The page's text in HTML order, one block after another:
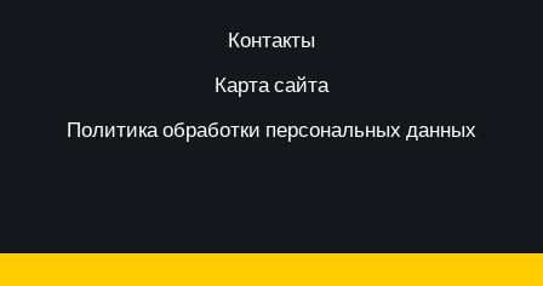
Контакты
Карта сайта
Политика обработки персональных данных